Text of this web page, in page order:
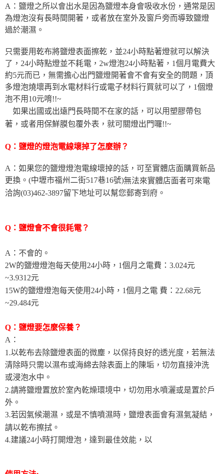
A：鹽燈之所以會出水是因為鹽燈本身會吸收水份，通常是因
為燈泡沒有長時間開著，或者放在室外及窗戶旁而導致鹽燈
過於潮濕。
只需要用乾布將鹽燈表面擦乾，並24小時點著燈就可以解決
了，24小時點燈並不耗電，2w燈泡24小時點著，1個月電費大
約5元而已，無需擔心出門鹽燈開著會不會有安全的問題，頂
多燈泡燒壞再到水電材料行或電子材料行買就可以了，1個燈
泡不用10元唷!!~
如果出國或出遠門長時間不在家的話，可以用塑膠帶包
著，或者用保鮮膜包覆外表，就可關燈出門囉!!~
Q：鹽燈的燈泡電線壞掉了怎麼辦？
A：如果您的鹽燈燈泡電線壞掉的話，可至實體店面購買新品
更換。(中壢市福州二街517巷16號)無法來實體店面者可來電
洽詢(03)462-3897留下地址可以幫您郵寄到府。
Q：鹽燈會不會很耗電？
A：不會的。
2W的鹽燈燈泡每天使用24小時，1個月之電費：3.024元
~3.9312元
15W的鹽燈燈泡每天使用24小時，1個月之電 費：22.68元
~29.484元
Q：鹽燈要怎麼保養？
A：
1.以乾布去除鹽燈表面的微塵，以保持良好的透光度，若無法
清除時只需以濕布或海綿去除表面上的陳垢，切勿直接沖洗
或浸泡水中。
2.請將鹽燈置放於室內乾燥環境中，切勿用水噴灑或是置於戶
外。
3.若因氣候潮濕，或是不慎噴濕時，鹽燈表面會有濕氣凝結，
請以乾布擦拭。
4.建議24小時打開燈泡，達到最佳效能，以